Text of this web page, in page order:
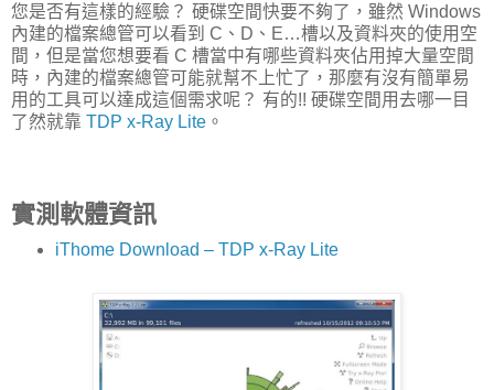
您是否有這樣的經驗？ 硬碟空間快要不夠了，雖然 Windows
內建的檔案總管可以看到 C、D、E…槽以及資料夾的使用空
間，但是當您想要看 C 槽當中有哪些資料夾佔用掉大量空間
時，內建的檔案總管可能就幫不上忙了，那麼有沒有簡單易
用的工具可以達成這個需求呢？ 有的!! 硬碟空間用去哪一目
了然就靠 TDP x-Ray Lite 。
實測軟體資訊
iThome Download – TDP x-Ray Lite